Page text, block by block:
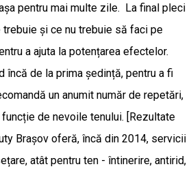
pentru mai multe zile. La final pleci
și ce nu trebuie să faci pe
a ajuta la potențarea efectelor.
încă de la prima ședință, pentru a fi
un anumit număr de repetări,
de nevoile tenului. [Rezultate
Brașov oferă, încă din 2014, servicii
atât pentru ten - întinerire, antirid,